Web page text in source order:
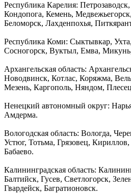
Республика Карелия:
Кондопога, Кемень,
Беломорск, Лахденпохья,
Республика Коми: Сыктывкар,
Сосногорск, Вуктыл, Емва,
Архангельская область:
Новодвинск, Котлас, Коряжма,
Мезень, Каргополь, Няндом,
Ненецкий автономный округ:
Амдерма.
Вологодская область: Вологда,
Устюг, Тотьма, Грязовец,
Бабаево.
Калининградская область:
Балтийск, Гусев, Светлогорск,
Гвардейск, Багратионовск.